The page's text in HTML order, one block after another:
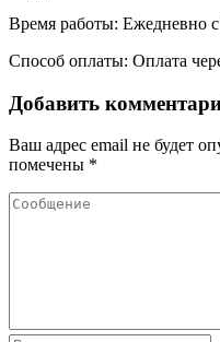
Время работы: Ежедневно
Способ оплаты: Оплата
Добавить
Ваш адрес email не будет
помечены *